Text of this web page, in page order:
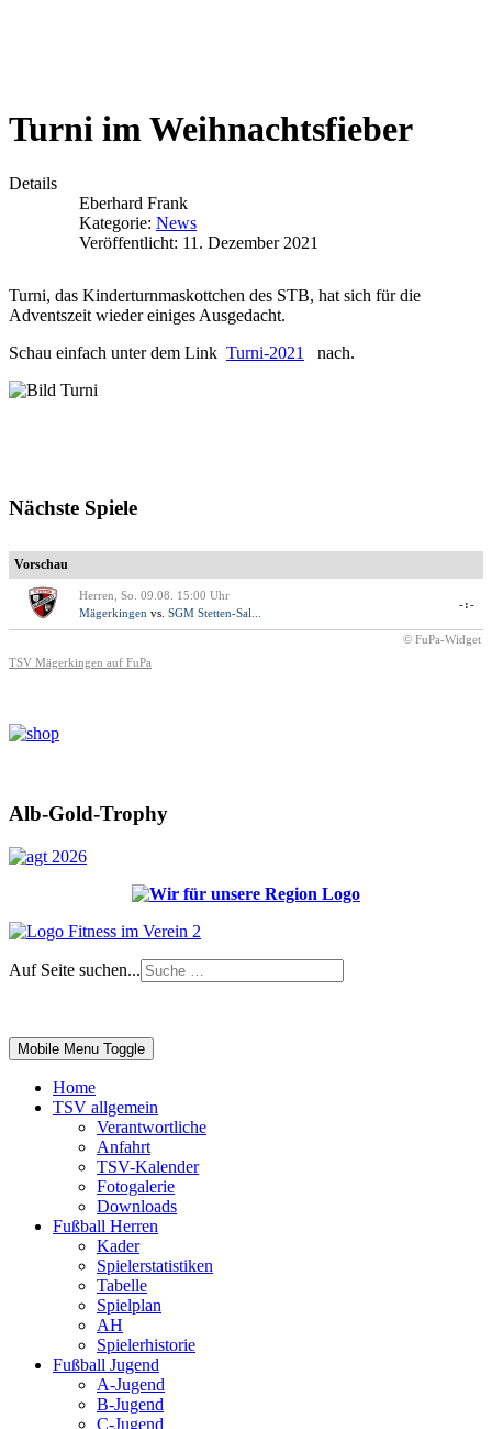
Turni im Weihnachtsfieber
Details
Eberhard Frank
Kategorie: News
Veröffentlicht: 11. Dezember 2021
Turni, das Kinderturnmaskottchen des STB, hat sich für die
Adventszeit wieder einiges Ausgedacht.
Schau einfach unter dem Link Turni-2021 nach.
Nächste Spiele
Vorschau
Herren, So. 09.08. 15:00 Uhr
Mägerkingen vs. SGM Stetten-Sal...
-:-
© FuPa-Widget
TSV Mägerkingen auf FuPa
Alb-Gold-Trophy
Auf Seite suchen...
Mobile Menu Toggle
Home
TSV allgemein
Verantwortliche
Anfahrt
TSV-Kalender
Fotogalerie
Downloads
Fußball Herren
Kader
Spielerstatistiken
Tabelle
Spielplan
AH
Spielerhistorie
Fußball Jugend
A-Jugend
B-Jugend
C-Jugend